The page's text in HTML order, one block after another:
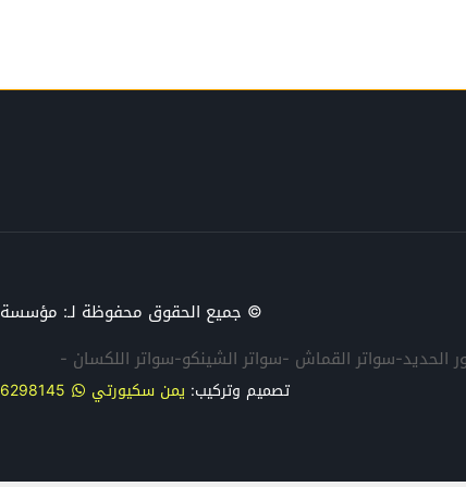
© جميع الحقوق محفوظة لـ: مؤسسة
تصميم وتركيب: يمن سكيورتي
الحديد-سواتر القماش -سواتر الشينكو-سواتر اللكسان -